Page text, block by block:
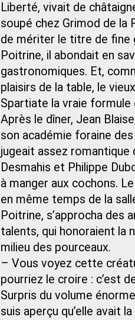
Liberté, vivait de
soupé chez Grimod de la
de mériter le titre de fine
Poitrine, il abondait en
gastronomiques. Et,
plaisirs de la table, le
Spartiate la vraie formule
Après le dîner, Jean
son académie foraine
jugeait assez romantique
Desmahis et Philippe
à manger aux cochons.
en même temps de la
Poitrine, s’approcha des
talents, qui honoraient la
milieu des pourceaux.
– Vous voyez cette
pourriez le croire : c’est
Surpris du volume
suis aperçu qu’elle avait